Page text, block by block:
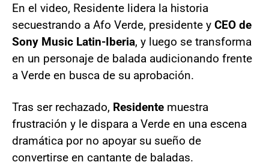
En el video, Residente lidera la historia
secuestrando a Afo Verde, presidente y CEO de
Sony Music Latin-Iberia, y luego se transforma
en un personaje de balada audicionando frente
a Verde en busca de su aprobación.
Tras ser rechazado, Residente muestra
frustración y le dispara a Verde en una escena
dramática por no apoyar su sueño de
convertirse en cantante de baladas.